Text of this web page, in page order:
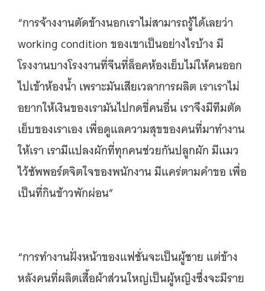
“การจ้างงานตัดข้างนอกเราไม่สามารถรู้ได้เลยว่า
working condition ของเขาเป็นอย่างไรบ้าง มี
โรงงานบางโรงงานที่จีนที่ล็อคห้องเย็บไม่ให้คนออก
ไปเข้าห้องน้ำ เพราะมันเสียเวลาการผลิต เราเราไม่
อยากให้เงินของเรามันไปกดขี่คนอื่น เราจึงมีทีมตัด
เย็บของเราเอง เพื่อดูแลความสุขของคนที่มาทำงาน
ให้เรา เรามีแปลงผักที่ทุกคนช่วยกันปลูกผัก มีแมว
ไว้ซัพพอร์ตจิตใจของพนักงาน มีแคร่ตามคำขอ เพื่อ
เป็นที่กินข้าวพักผ่อน”
“การทำงานฝั่งหน้าของแฟชั่นจะเป็นผู้ชาย แต่ข้าง
หลังคนที่ผลิตเสื้อผ้าส่วนใหญ่เป็นผู้หญิงซึ่งจะมีราย